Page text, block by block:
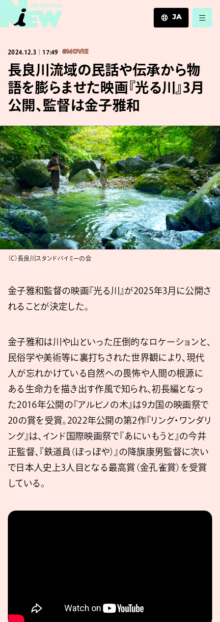
JA
ZH
2024.12.3｜17:49 #MOVIE
長良川流域の民話や伝承から物
語を膨らませた映画『光る川』3月
公開、監督は金子雅和
（C）⻑良川スタンドバイミーの会
金子雅和監督の映画『光る川』が2025年3月に公開さ
れることが決定した。
金子雅和は川や山といった圧倒的なロケーションと、
民俗学や美術等に裏打ちされた世界観により、現代
人が忘れかけている自然への畏怖や人間の根源に
ある生命力を描き出す作風で知られ、初長編となっ
た2016年公開の『アルビノの木』は9カ国の映画祭で
20の賞を受賞。2022年公開の第2作『リング・ワンダリ
ング』は、インド国際映画祭で『あにいもうと』の今井
正監督、『鉄道員（ぽっぽや）』の降旗康男監督に次い
で日本人史上3人目となる最高賞（金孔雀賞）を受賞
している。